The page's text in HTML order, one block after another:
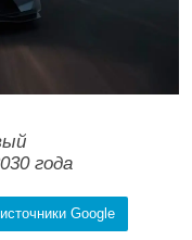
года
Google